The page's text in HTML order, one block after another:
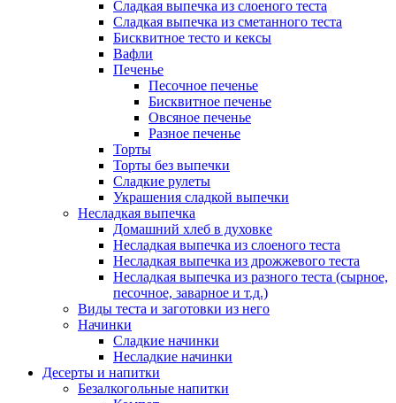
Сладкая выпечка из слоеного теста
Сладкая выпечка из сметанного теста
Бисквитное тесто и кексы
Вафли
Печенье
Песочное печенье
Бисквитное печенье
Овсяное печенье
Разное печенье
Торты
Торты без выпечки
Сладкие рулеты
Украшения сладкой выпечки
Несладкая выпечка
Домашний хлеб в духовке
Несладкая выпечка из слоеного теста
Несладкая выпечка из дрожжевого теста
Несладкая выпечка из разного теста (сырное,
песочное, заварное и т.д.)
Виды теста и заготовки из него
Начинки
Сладкие начинки
Несладкие начинки
Десерты и напитки
Безалкогольные напитки